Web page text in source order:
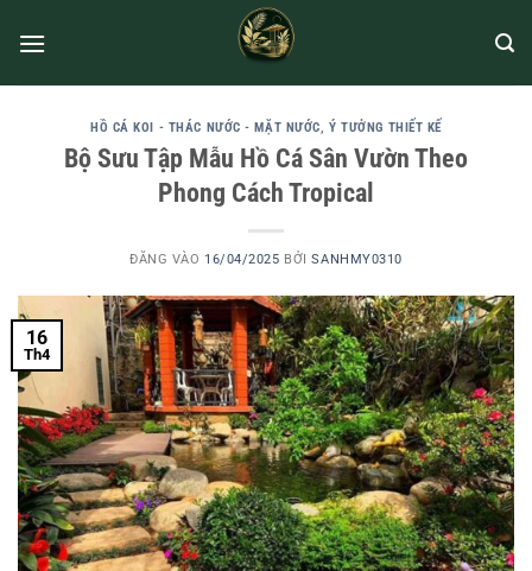
HỒ CÁ KOI - THÁC NƯỚC - MẶT NƯỚC,Ý TƯỞNG THIẾT KẾ
Bộ Sưu Tập Mẫu Hồ Cá Sân Vườn Theo
Phong Cách Tropical
ĐĂNG VÀO 16/04/2025 BỞISANHMY0310
16
Th4